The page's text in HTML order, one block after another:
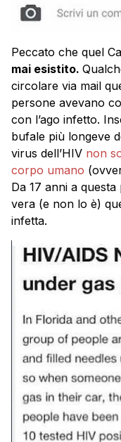
Peccato che quel
mai esistito.
circolare via mail
persone avevano
con l’ago infetto.
bufale più longeve
virus dell’HIV non
corpo umano
Da 17 anni a
vera (e non lo è)
infetta.